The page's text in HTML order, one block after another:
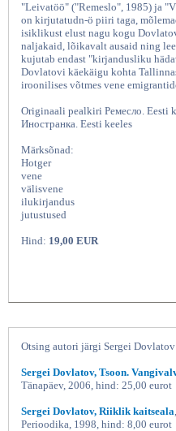
Leivatöö Võõramaa
"Leivatöö" ("Remeslo", 1985) ja
on kirjutatudn-ö piiri taga,
isiklikust elust nagu kogu
naljakaid, lõikavalt ausaid ning
kujutab endast "kirjandusliku
Dovlatovi käekäigu kohta
iroonilises võtmes vene
Originaali pealkiri Ремесло. Eesti
Иностранка. Eesti keeles
Märksõnad:
Hotger
vene
välisvene
ilukirjandus
jutustused
Hind: 19,00 EUR
Otsing autori järgi Sergei
Sergei Dovlatov, Tsoon.
Tänapäev, 2006, hind: 25,00 eurot
Sergei Dovlatov, Riiklik kaitseala
Perioodika, 1998, hind: 8,00 eurot